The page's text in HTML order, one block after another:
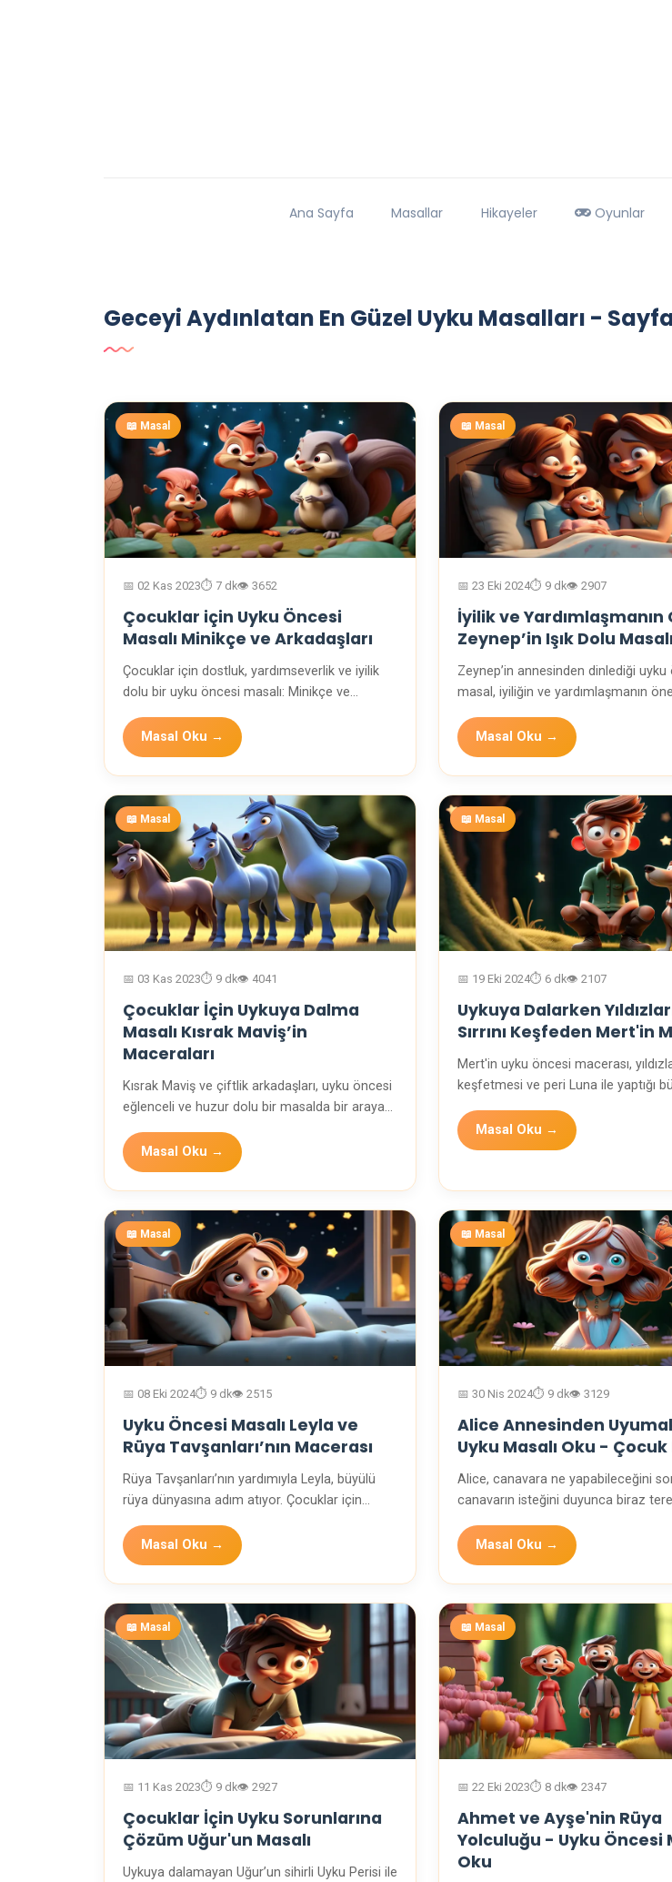
Ana Sayfa Masallar Hikayeler Oyunlar
Geceyi Aydınlatan En Güzel Uyku Masalları -
📖 Masal
📅 02 Kas 2023⏱️ 7 dk👁️ 3652
Çocuklar için Uyku Öncesi
Masalı Minikçe ve Arkadaşları
Çocuklar için dostluk, yardımseverlik ve iyilik
dolu bir uyku öncesi masalı: Minikçe ve
Masal Oku →
📖 Masal
📅 23 Eki 2024⏱️ 9 dk👁️ 2907
İyilik ve Yardımlaşmanın
Zeynep’in Işık Dolu Masalı
Zeynep’in annesinden dinlediği uyku
masal, iyiliğin ve yardımlaşmanın
Masal Oku →
📖 Masal
📅 03 Kas 2023⏱️ 9 dk👁️ 4041
Çocuklar İçin Uykuya Dalma
Masalı Kısrak Maviş’in
Maceraları
Kısrak Maviş ve çiftlik arkadaşları, uyku öncesi
eğlenceli ve huzur dolu bir masalda bir araya
Masal Oku →
📖 Masal
📅 19 Eki 2024⏱️ 6 dk👁️ 2107
Uykuya Dalarken
Sırrını Keşfeden Mert'in
Mert'in uyku öncesi macerası,
keşfetmesi ve peri Luna ile yaptığı
Masal Oku →
📖 Masal
📅 08 Eki 2024⏱️ 9 dk👁️ 2515
Uyku Öncesi Masalı Leyla ve
Rüya Tavşanları’nın Macerası
Rüya Tavşanları’nın yardımıyla Leyla, büyülü
rüya dünyasına adım atıyor. Çocuklar için
Masal Oku →
📖 Masal
📅 30 Nis 2024⏱️ 9 dk👁️ 3129
Alice Annesinden
Uyku Masalı Oku - Çocuk
Alice, canavara ne yapabileceğini
canavarın isteğini duyunca biraz
Masal Oku →
📖 Masal
📅 11 Kas 2023⏱️ 9 dk👁️ 2927
Çocuklar İçin Uyku Sorunlarına
Çözüm Uğur'un Masalı
Uykuya dalamayan Uğur’un sihirli Uyku Perisi ile
📖 Masal
📅 22 Eki 2023⏱️ 8 dk👁️ 2347
Ahmet ve Ayşe'nin Rüya
Yolculuğu - Uyku Öncesi
Oku